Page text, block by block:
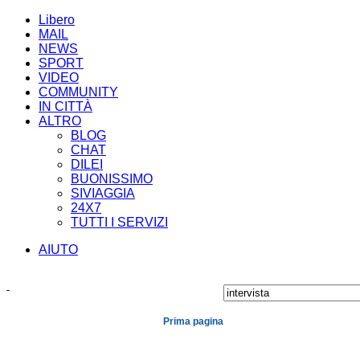
Libero
MAIL
NEWS
SPORT
VIDEO
COMMUNITY
IN CITTÀ
ALTRO
BLOG
CHAT
DILEI
BUONISSIMO
SIVIAGGIA
24X7
TUTTI I SERVIZI
AIUTO
Prima pagina